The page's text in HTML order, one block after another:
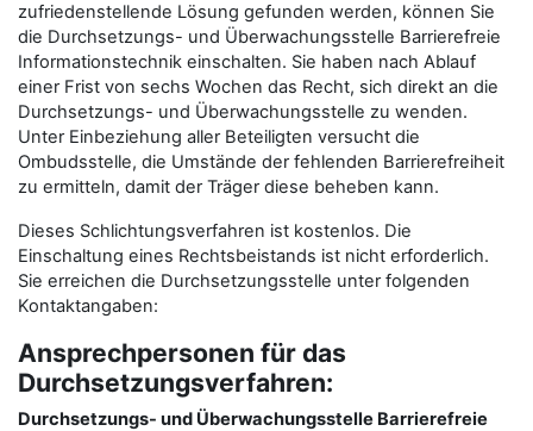
zufriedenstellende Lösung gefunden werden, können Sie
die Durchsetzungs- und Überwachungsstelle Barrierefreie
Informationstechnik einschalten. Sie haben nach Ablauf
einer Frist von sechs Wochen das Recht, sich direkt an die
Durchsetzungs- und Überwachungsstelle zu wenden.
Unter Einbeziehung aller Beteiligten versucht die
Ombudsstelle, die Umstände der fehlenden Barrierefreiheit
zu ermitteln, damit der Träger diese beheben kann.
Dieses Schlichtungsverfahren ist kostenlos. Die
Einschaltung eines Rechtsbeistands ist nicht erforderlich.
Sie erreichen die Durchsetzungsstelle unter folgenden
Kontaktangaben:
Ansprechpersonen für das
Durchsetzungsverfahren:
Durchsetzungs- und Überwachungsstelle Barrierefreie